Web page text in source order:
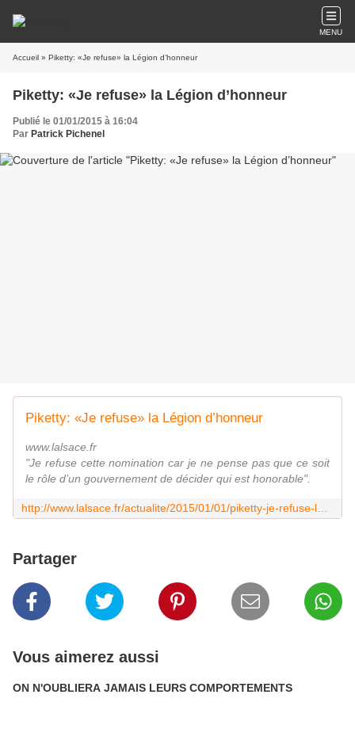
MENU
Accueil » Piketty: «Je refuse» la Légion d’honneur
Piketty: «Je refuse» la Légion d’honneur
Publié le 01/01/2015 à 16:04
Par Patrick Pichenel
Piketty: «Je refuse» la Légion d’honneur
www.lalsace.fr
"Je refuse cette nomination car je ne pense pas que ce soit
le rôle d’un gouvernement de décider qui est honorable".
Partager
Vous aimerez aussi
ON N'OUBLIERA JAMAIS LEURS COMPORTEMENTS